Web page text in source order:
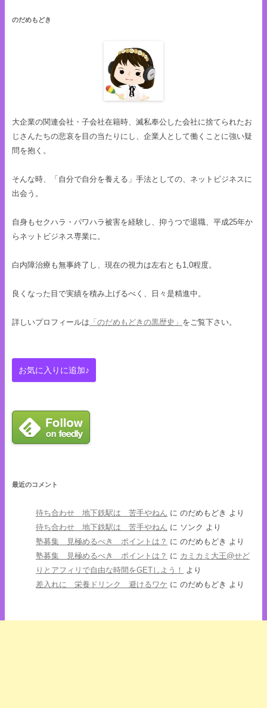
のだめもどき
大企業の関連会社・子会社在籍時、滅私奉公した会社に捨てられたお
じさんたちの悲哀を目の当たりにし、企業人として働くことに強い疑
問を抱く。
そんな時、「自分で自分を養える」手法としての、ネットビジネスに
出会う。
自身もセクハラ・パワハラ被害を経験し、抑うつで退職、平成25年か
らネットビジネス専業に。
白内障治療も無事終了し、現在の視力は左右とも1,0程度。
良くなった目で実績を積み上げるべく、日々是精進中。
詳しいプロフィールは 「のだめもどきの黒歴史」 をご覧下さい。
最近のコメント
待ち合わせ 地下鉄駅は 苦手やねん に のだめもどき より
待ち合わせ 地下鉄駅は 苦手やねん に ソンク より
塾募集 見極めるべき ポイントは？ に のだめもどき より
塾募集 見極めるべき ポイントは？ に カミカミ大王@せど
りとアフィリで自由な時間をGETしよう！
より
差入れに 栄養ドリンク 避けるワケ に のだめもどき より